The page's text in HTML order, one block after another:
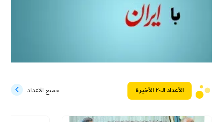
الأعداد الـ۲۰ الأخيرة جميع الاعداد